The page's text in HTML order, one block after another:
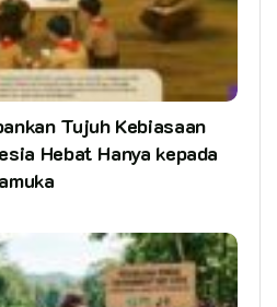
Tujuh Kebiasaan
Hebat Hanya kepada